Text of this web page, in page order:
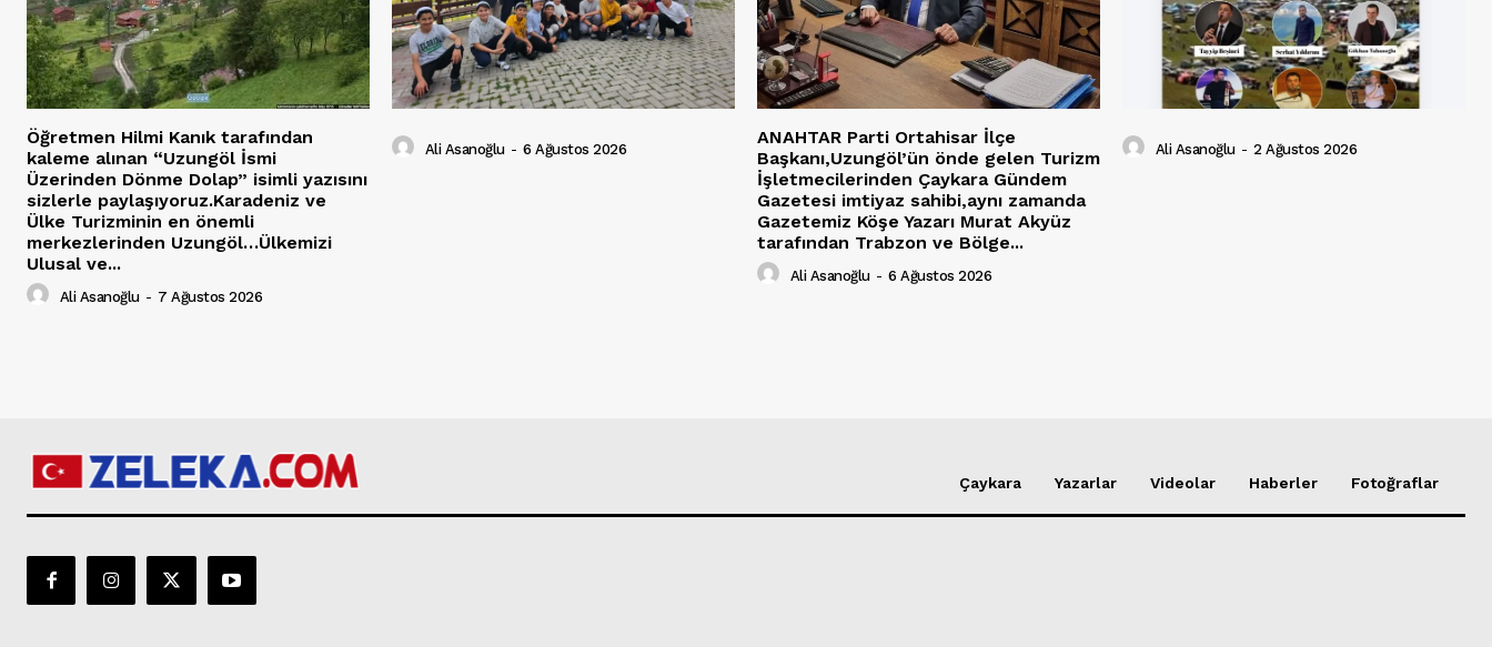
Öğretmen Hilmi Kanık tarafından
kaleme alınan “Uzungöl İsmi
Üzerinden Dönme Dolap” isimli yazısını
sizlerle paylaşıyoruz.Karadeniz ve
Ülke Turizminin en önemli
merkezlerinden Uzungöl…Ülkemizi
Ulusal ve...
Ali Asanoğlu - 7 Ağustos 2026
Ali Asanoğlu - 6 Ağustos 2026
ANAHTAR Parti Ortahisar İlçe
Başkanı,Uzungöl’ün önde gelen Turizm
İşletmecilerinden Çaykara Gündem
Gazetesi imtiyaz sahibi,aynı zamanda
Gazetemiz Köşe Yazarı Murat Akyüz
tarafından Trabzon ve Bölge...
Ali Asanoğlu - 6 Ağustos 2026
Ali Asanoğlu - 2 Ağustos 2026
Çaykara Yazarlar Videolar Haberler Fotoğraflar